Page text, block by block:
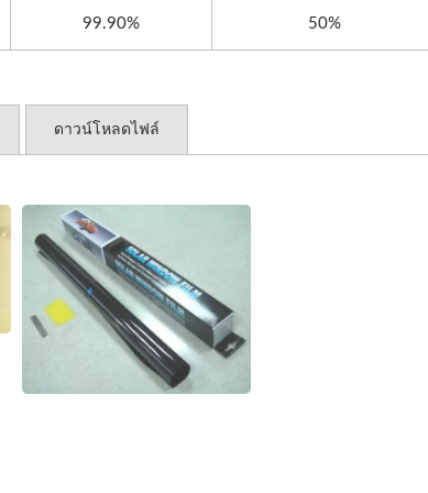
99.90% 50%
ดาวน์โหลดไฟล์